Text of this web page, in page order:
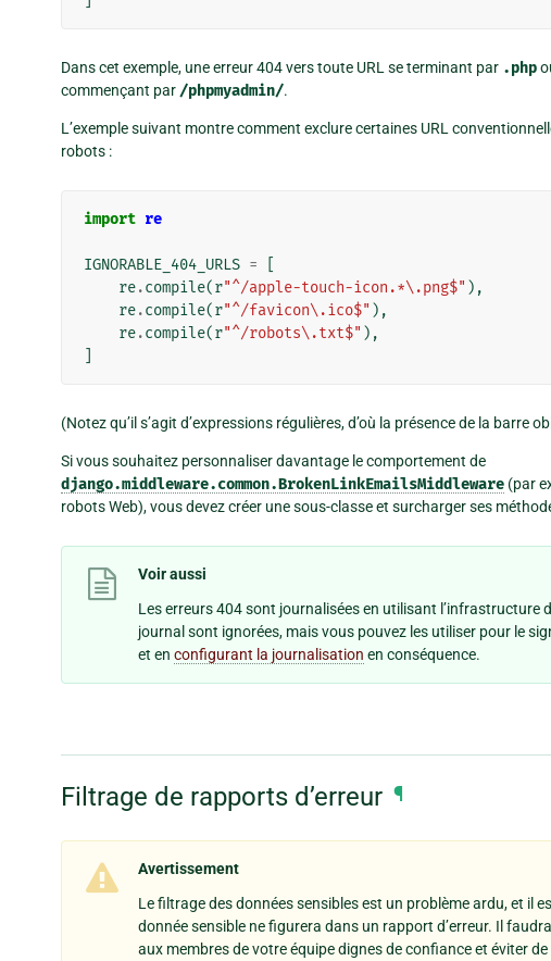
Dans cet exemple, une erreur 404 vers toute URL se terminant par .php
commençant par /phpmyadmin/.
L’exemple suivant montre comment exclure certaines URL
robots :
import re
IGNORABLE_404_URLS =
re.compile(r"^/apple-touch-icon.*\.png$" ),
re.compile(r"^/favicon\.ico$" ),
re.compile(r"^/robots\.txt$" ),
(Notez qu’il s’agit d’expressions régulières, d’où la présence de la barre
Si vous souhaitez personnaliser davantage le comportement de
django.middleware.common.BrokenLinkEmailsMiddleware (par
robots Web), vous devez créer une sous-classe et surcharger ses
Voir aussi
Les erreurs 404 sont journalisées en utilisant l’infrastructure
journal sont ignorées, mais vous pouvez les utiliser pour le
et en configurant la journalisation en conséquence.
Filtrage de rapports d’erreur ¶
Avertissement
Le filtrage des données sensibles est un problème ardu, et il
donnée sensible ne figurera dans un rapport d’erreur. Il
aux membres de votre équipe dignes de confiance et éviter